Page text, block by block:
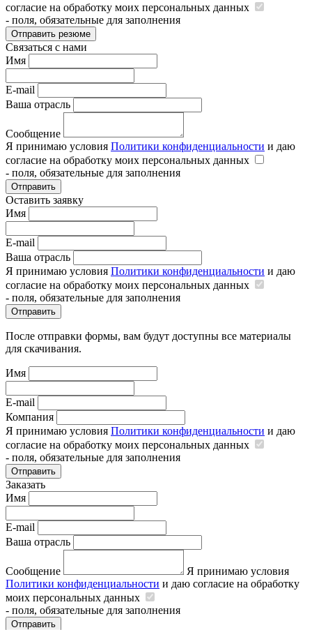
согласие на обработку моих персональных данных
- поля, обязательные для заполнения
Отправить резюме
Связаться с нами
Имя
E-mail
Ваша отрасль
Сообщение
Я принимаю условия Политики конфиденциальности и даю
согласие на обработку моих персональных данных
- поля, обязательные для заполнения
Отправить
Оставить заявку
Имя
E-mail
Ваша отрасль
Я принимаю условия Политики конфиденциальности и даю
согласие на обработку моих персональных данных
- поля, обязательные для заполнения
Отправить
После отправки формы, вам будут доступны все материалы
для скачивания.
Имя
E-mail
Компания
Я принимаю условия Политики конфиденциальности и даю
согласие на обработку моих персональных данных
- поля, обязательные для заполнения
Отправить
Заказать
Имя
E-mail
Ваша отрасль
Сообщение
Я принимаю условия
Политики конфиденциальности и даю согласие на обработку
моих персональных данных
- поля, обязательные для заполнения
Отправить